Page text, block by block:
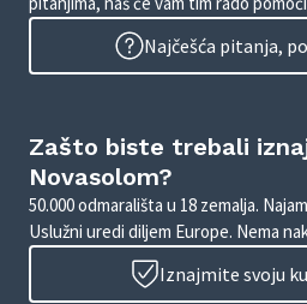
Najčešća pitanja,
Zašto biste trebali
Novasolom?
50.000 odmarališta u 18 zemalja.
Uslužni uredi diljem Europe. Nema
Iznajmite svoju